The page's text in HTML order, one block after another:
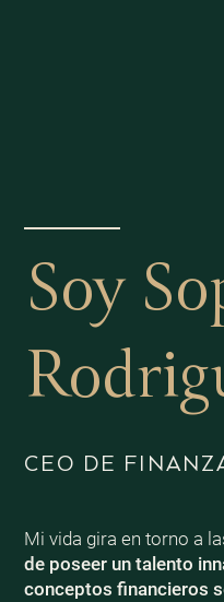
Soy
CEO DE
Mi vida gira en torno a
de poseer un talento
conceptos financieros